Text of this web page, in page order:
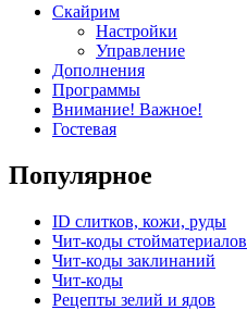
Скайрим
Настройки
Управление
Дополнения
Программы
Внимание! Важное!
Гостевая
Популярное
ID слитков, кожи, руды
Чит-коды стойматериалов
Чит-коды заклинаний
Чит-коды
Рецепты зелий и ядов